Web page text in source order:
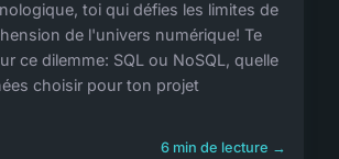
toi qui défies les limites de
de l'univers numérique! Te
ce dilemme: SQL ou NoSQL, quelle
choisir pour ton projet
6 min de lecture →